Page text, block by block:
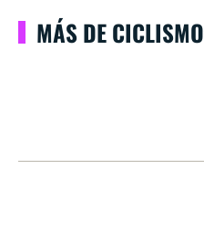
MÁS DE CICLISMO